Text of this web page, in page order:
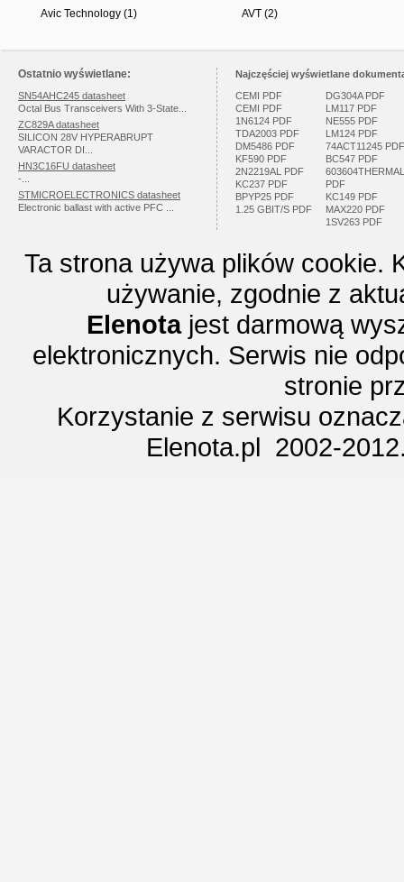
Avic Technology (1) AVT (2)
Ostatnio wyświetlane:
SN54AHC245 datasheet
Octal Bus Transceivers With 3-State...
ZC829A datasheet
SILICON 28V HYPERABRUPT
VARACTOR DI...
HN3C16FU datasheet
-...
STMICROELECTRONICS datasheet
Electronic ballast with active PFC ...
Najczęściej wyświetlane
CEMI PDF
CEMI PDF
1N6124 PDF
TDA2003 PDF
DM5486 PDF
KF590 PDF
2N2219AL PDF
KC237 PDF
BPYP25 PDF
1.25 GBIT/S PDF
DG304A PDF
LM117 PDF
NE555 PDF
LM124 PDF
74ACT11245 PDF
BC547 PDF
603604THERMAL
PDF
KC149 PDF
MAX220 PDF
1SV263 PDF
Ta strona używa plików cookie.
używanie, zgodnie z
Elenotajest darmową
elektronicznych. Serwis nie
stronie
Korzystanie z serwisu
Elenota.pl 2002-